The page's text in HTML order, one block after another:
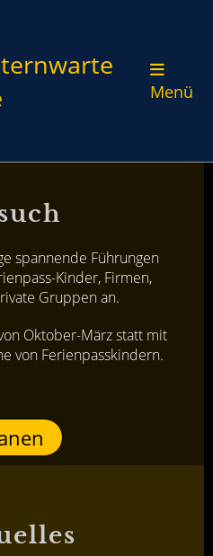
Menü
spannende Führungen
Kinder, Firmen,
Gruppen an.
Oktober-März statt mit
von Ferienpasskindern.